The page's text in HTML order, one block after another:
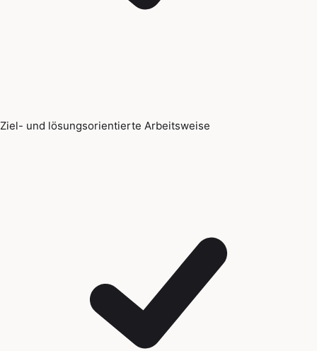
Ziel- und lösungsorientierte Arbeitsweise